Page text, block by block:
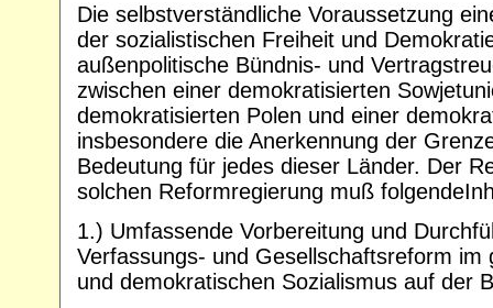
Die selbstverständliche Voraussetzung
der sozialistischen Freiheit und
außenpolitische Bündnis- und
zwischen einer demokratisierten
demokratisierten Polen und einer
insbesondere die Anerkennung der
Bedeutung für jedes dieser Länder. Der
solchen Reformregierung muß
1.) Umfassende Vorbereitung und
Verfassungs- und Gesellschaftsreform im
und demokratischen Sozialismus auf der